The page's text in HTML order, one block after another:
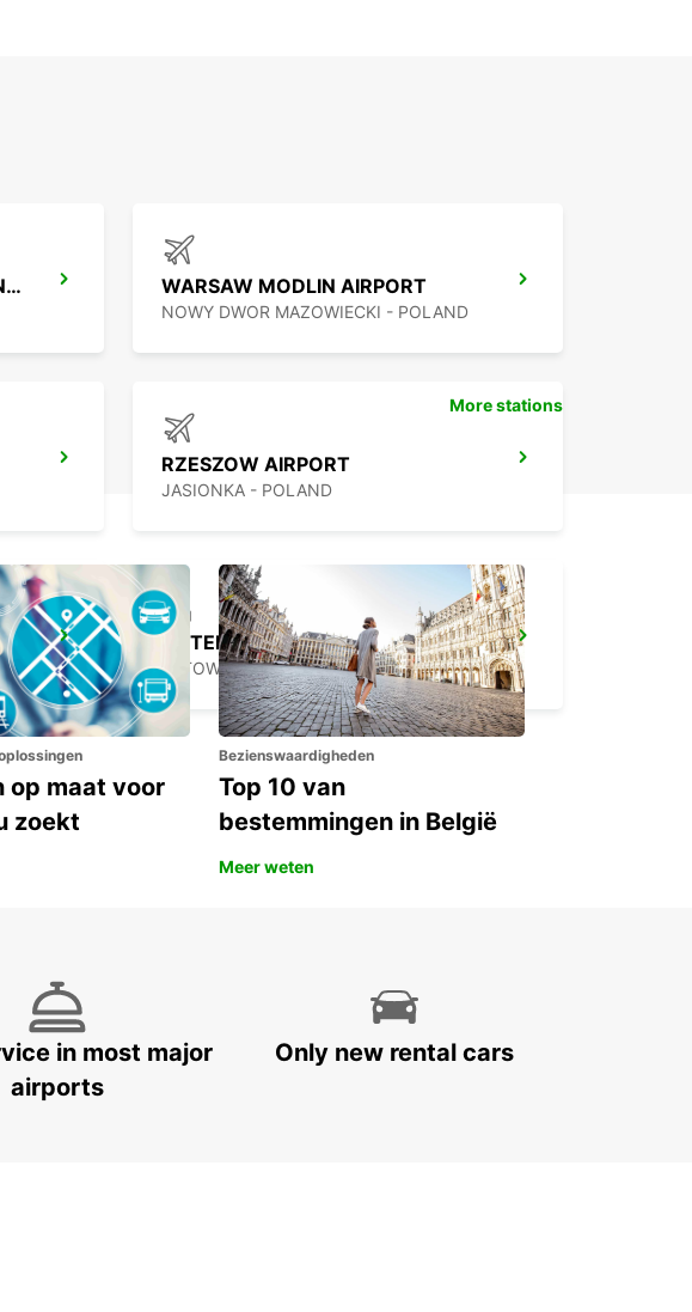
WARSAW HOTEL NOVOTEL CENTRUM MPOINT WARSAW MODLIN AIRPORT
NOWY DWOR MAZOWIECKI - POLAND
RZESZOW AIRPORT
JASIONKA - POLAND
HOTEL VIENNA HOUSE
KATOWICE - POLAND
More stations
op maat voor
zoekt
Bezienswaardigheden
Top 10 van
bestemmingen in België
Meer weten
in most major
airports
Only new rental cars